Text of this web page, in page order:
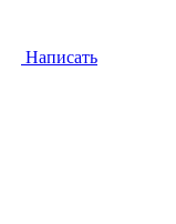
Написать